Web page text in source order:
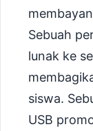
Sebuah
lunak ke
siswa.
USB